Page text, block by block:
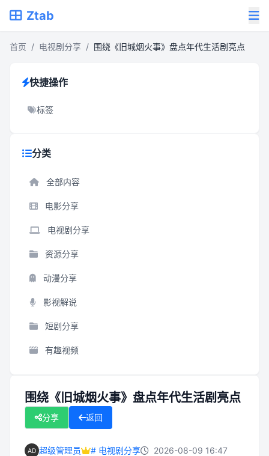
Ztab
首页 / 电视剧分享 / 围绕《旧城烟火事》盘点年代生活剧亮点
快捷操作
标签
分类
全部内容
电影分享
电视剧分享
资源分享
动漫分享
影视解说
短剧分享
有趣视频
围绕《旧城烟火事》盘点年代生活剧亮点
分享 返回
超级管理员 # 电视剧分享
2026-08-09 16:47